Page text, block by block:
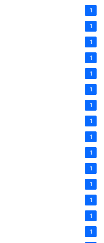
1
1
1
1
1
1
1
1
1
1
1
1
1
1
1